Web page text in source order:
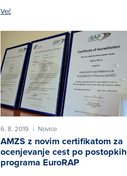
Več
6. 8. 2019 | Novice
AMZS z novim certifikatom za
ocenjevanje cest po postopkih
programa EuroRAP